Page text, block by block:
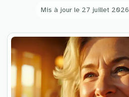
Mis à jour le 27 juillet 2026